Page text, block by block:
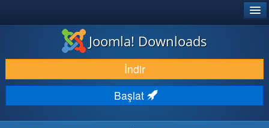
İNDIR & GENIŞLET
KEŞFET & ÖĞREN
TOPLULUK & DESTEK
Joomla! Downloads
İndir
Başlat